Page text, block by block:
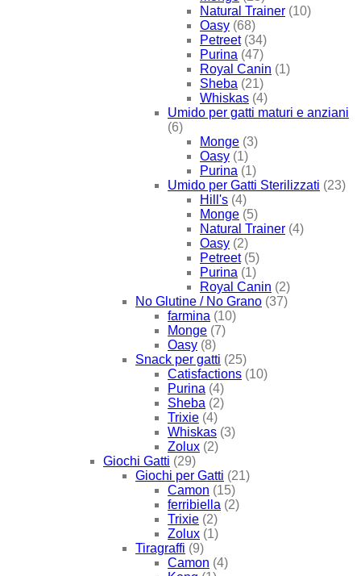
Natural Trainer (10)
Oasy (68)
Petreet (34)
Purina (47)
Royal Canin (1)
Sheba (21)
Whiskas (4)
Umido per gatti maturi e anziani
(6)
Monge (3)
Oasy (1)
Purina (1)
Umido per Gatti Sterilizzati (23)
Hill's (4)
Monge (5)
Natural Trainer (4)
Oasy (2)
Petreet (5)
Purina (1)
Royal Canin (2)
No Glutine / No Grano (37)
farmina (10)
Monge (7)
Oasy (8)
Snack per gatti (25)
Catisfactions (10)
Purina (4)
Sheba (2)
Trixie (4)
Whiskas (3)
Zolux (2)
Giochi Gatti (29)
Giochi per Gatti (21)
Camon (15)
ferribiella (2)
Trixie (2)
Zolux (1)
Tiragraffi (9)
Camon (4)